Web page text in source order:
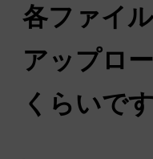
各ファイ
アップロ
くらいで